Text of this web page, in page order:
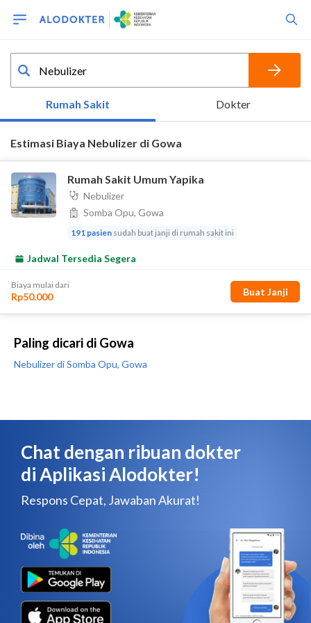
Paling dicari di Gowa
Nebulizer di Somba Opu, Gowa